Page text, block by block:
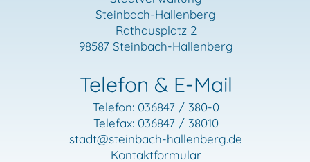
Steinbach-Hallenberg
Rathausplatz 2
98587 Steinbach-Hallenberg
Telefon & E-Mail
Telefon: 036847 / 380-0
Telefax: 036847 / 38010
stadt@steinbach-hallenberg.de
Kontaktformular